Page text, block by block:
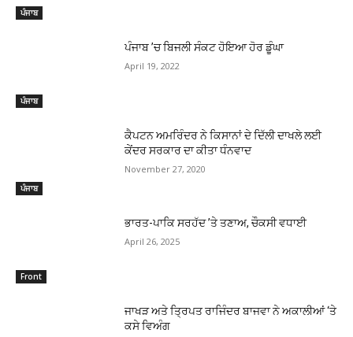
ਪੰਜਾਬ
ਪੰਜਾਬ
ਪੰਜਾਬ ’ਚ ਬਿਜਲੀ ਸੰਕਟ ਹੋਇਆ ਹੋਰ ਡੂੰਘਾ
April 19, 2022
ਪੰਜਾਬ
ਕੈਪਟਨ ਅਮਰਿੰਦਰ ਨੇ ਕਿਸਾਨਾਂ ਦੇ ਦਿੱਲੀ ਦਾਖਲੇ ਲਈ
ਕੇਂਦਰ ਸਰਕਾਰ ਦਾ ਕੀਤਾ ਧੰਨਵਾਦ
November 27, 2020
Front
ਭਾਰਤ-ਪਾਕਿ ਸਰਹੱਦ ’ਤੇ ਤਣਾਅ, ਚੌਕਸੀ ਵਧਾਈ
April 26, 2025
ਜਾਖੜ ਅਤੇ ਤ੍ਰਿਪਤ ਰਾਜਿੰਦਰ ਬਾਜਵਾ ਨੇ ਅਕਾਲੀਆਂ ‘ਤੇ
ਕਸੇ ਵਿਅੰਗ